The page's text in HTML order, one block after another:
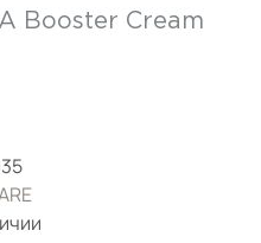
Booster Cream